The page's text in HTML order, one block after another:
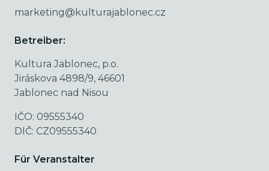
marketing@kulturajablonec.cz
Betreiber:
Kultura Jablonec, p.o.
Jiráskova 4898/9, 46601
Jablonec nad Nisou
IČO: 09555340
DIČ: CZ09555340
Für Veranstalter